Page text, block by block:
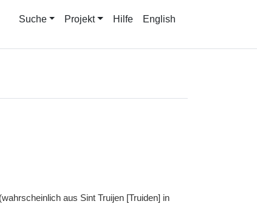
Suche Projekt Hilfe English
(wahrscheinlich aus Sint Truijen [Truiden] in